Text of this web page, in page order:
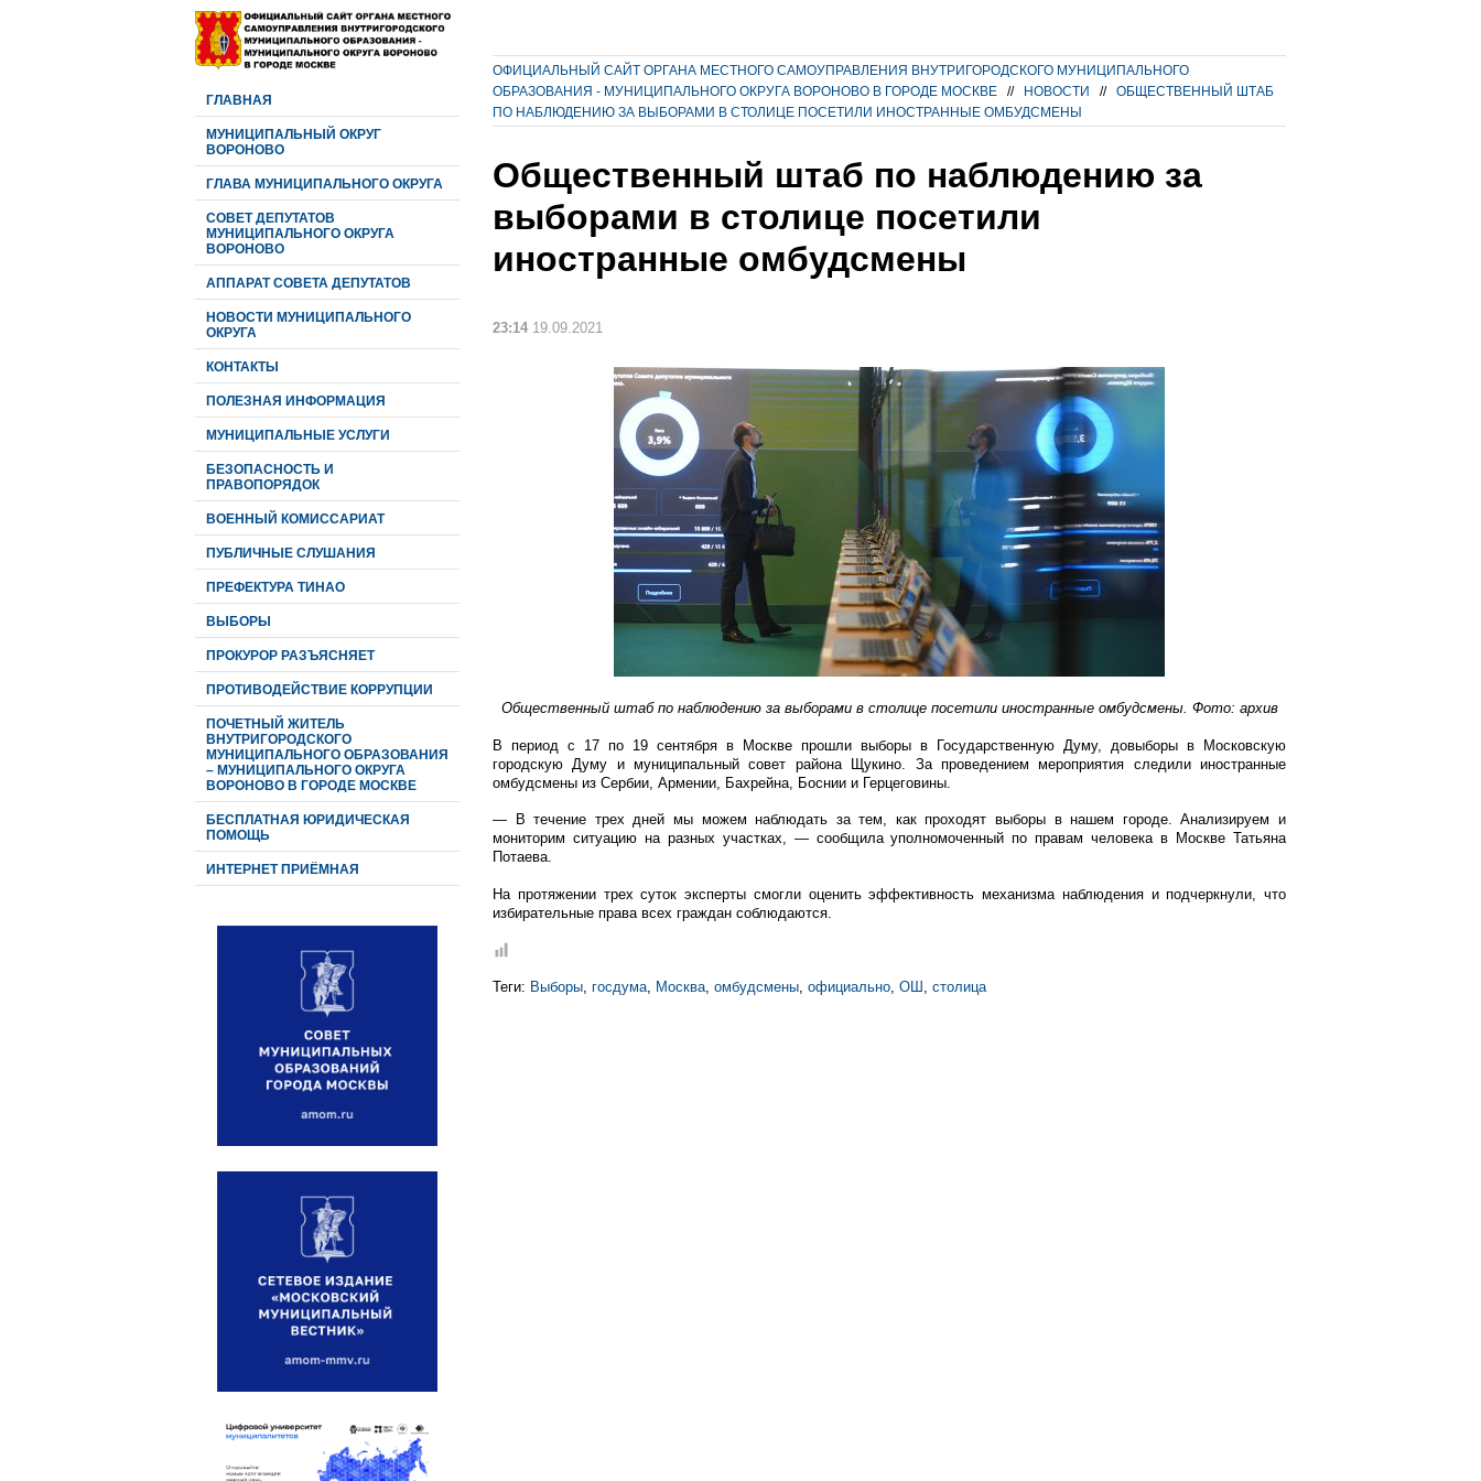
ГЛАВНАЯ
МУНИЦИПАЛЬНЫЙ ОКРУГ
ВОРОНОВО
ГЛАВА МУНИЦИПАЛЬНОГО ОКРУГА
CОВЕТ ДЕПУТАТОВ
МУНИЦИПАЛЬНОГО ОКРУГА
ВОРОНОВО
АППАРАТ СОВЕТА ДЕПУТАТОВ
НОВОСТИ МУНИЦИПАЛЬНОГО
ОКРУГА
КОНТАКТЫ
ПОЛЕЗНАЯ ИНФОРМАЦИЯ
МУНИЦИПАЛЬНЫЕ УСЛУГИ
БЕЗОПАСНОСТЬ И
ПРАВОПОРЯДОК
ВОЕННЫЙ КОМИССАРИАТ
ПУБЛИЧНЫЕ СЛУШАНИЯ
ПРЕФЕКТУРА ТИНАО
ВЫБОРЫ
ПРОКУРОР РАЗЪЯСНЯЕТ
ПРОТИВОДЕЙСТВИЕ КОРРУПЦИИ
ПОЧЕТНЫЙ ЖИТЕЛЬ
ВНУТРИГОРОДСКОГО
МУНИЦИПАЛЬНОГО ОБРАЗОВАНИЯ
– МУНИЦИПАЛЬНОГО ОКРУГА
ВОРОНОВО В ГОРОДЕ МОСКВЕ
БЕСПЛАТНАЯ ЮРИДИЧЕСКАЯ
ПОМОЩЬ
ИНТЕРНЕТ ПРИЁМНАЯ
ОФИЦИАЛЬНЫЙ САЙТ ОРГАНА МЕСТНОГО САМОУПРАВЛЕНИЯ ВНУТРИГОРОДСКОГО МУНИЦИПАЛЬНОГО
ОБРАЗОВАНИЯ - МУНИЦИПАЛЬНОГО ОКРУГА ВОРОНОВО В ГОРОДЕ МОСКВЕ
// НОВОСТИ //
ОБЩЕСТВЕННЫЙ ШТАБ
ПО НАБЛЮДЕНИЮ ЗА ВЫБОРАМИ В СТОЛИЦЕ ПОСЕТИЛИ ИНОСТРАННЫЕ ОМБУДСМЕНЫ
Общественный штаб по наблюдению за
выборами в столице посетили
иностранные омбудсмены
23:14 19.09.2021
Общественный штаб по наблюдению за выборами в столице посетили иностранные омбудсмены. Фото: архив
В период с 17 по 19 сентября в Москве прошли выборы в Государственную Думу, довыборы в Московскую
городскую Думу и муниципальный совет района Щукино. За проведением мероприятия следили иностранные
омбудсмены из Сербии, Армении, Бахрейна, Боснии и Герцеговины.
― В течение трех дней мы можем наблюдать за тем, как проходят выборы в нашем городе. Анализируем и
мониторим ситуацию на разных участках, ― сообщила уполномоченный по правам человека в Москве Татьяна
Потаева.
На протяжении трех суток эксперты смогли оценить эффективность механизма наблюдения и подчеркнули, что
избирательные права всех граждан соблюдаются.
Теги: Выборы госдума Москва омбудсмены официально ОШ столица